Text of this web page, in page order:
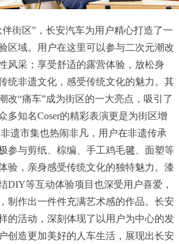
街区”，长安汽车为用户精心打造了一
区域。用户在这里可以参与二次元潮改
风采；享受舒适的露营体验，放松身
统非遗文化，感受传统文化的魅力。其
改“痛车”成为街区的一大亮点，吸引了
多知名Coser的精彩表演更是为街区增
遗市集也热闹非凡，用户在非遗传承
参与剪纸、棕编、手工鸡毛毽、面塑等
验，亲身感受传统文化的独特魅力。漆
DIY等互动体验项目也深受用户喜爱，
制作出一件件充满艺术感的作品。长安
的活动，深刻体现了以用户为中心的发
创造更加美好的人车生活，展现出长安